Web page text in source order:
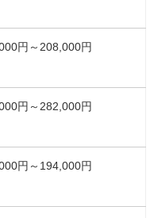
円～208,000円
円～282,000円
円～194,000円